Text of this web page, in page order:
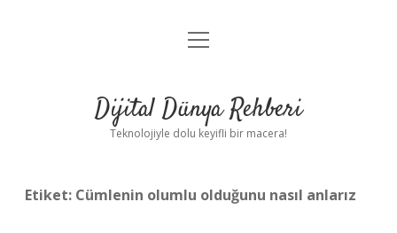
Anasayfa
Yasal Uyarı
menüyü
Dijital Dünya Rehberi
Teknolojiyle dolu keyifli bir macera!
Etiket: Cümlenin olumlu olduğunu nasıl anlarız